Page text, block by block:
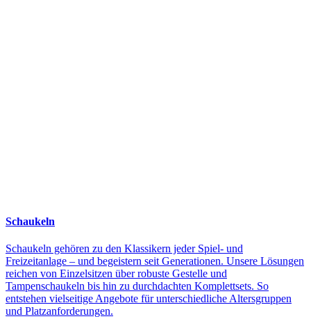
Schaukeln
Schaukeln gehören zu den Klassikern jeder Spiel- und
Freizeitanlage – und begeistern seit Generationen. Unsere Lösungen
reichen von Einzelsitzen über robuste Gestelle und
Tampenschaukeln bis hin zu durchdachten Komplettsets. So
entstehen vielseitige Angebote für unterschiedliche Altersgruppen
und Platzanforderungen.